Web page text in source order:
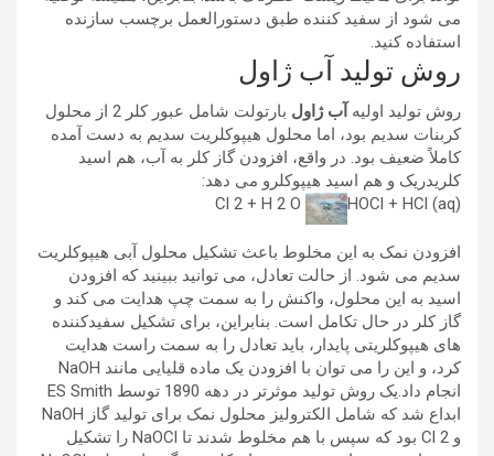
می شود از سفید کننده طبق دستورالعمل برچسب سازنده
استفاده کنید.
روش تولید آب ژاول
روش تولید اولیه آب ژاول
بارتولت شامل عبور کلر 2 از محلول
کربنات سدیم بود، اما محلول هیپوکلریت سدیم به دست آمده
کاملاً ضعیف بود. در واقع، افزودن گاز کلر به آب، هم اسید
کلریدریک و هم اسید هیپوکلرو می دهد:
Cl 2 + H 2 O
HOCl + HCl (aq)
افزودن نمک به این مخلوط باعث تشکیل محلول آبی هیپوکلریت
سدیم می شود. از حالت تعادل، می توانید ببینید که افزودن
اسید به این محلول، واکنش را به سمت چپ هدایت می کند و
گاز کلر در حال تکامل است. بنابراین، برای تشکیل سفیدکننده
های هیپوکلریتی پایدار، باید تعادل را به سمت راست هدایت
کرد، و این را می توان با افزودن یک ماده قلیایی مانند NaOH
انجام داد.یک روش تولید موثرتر در دهه 1890 توسط ES Smith
ابداع شد که شامل الکترولیز محلول نمک برای تولید گاز NaOH
و Cl 2 بود که سپس با هم مخلوط شدند تا NaOCl را تشکیل